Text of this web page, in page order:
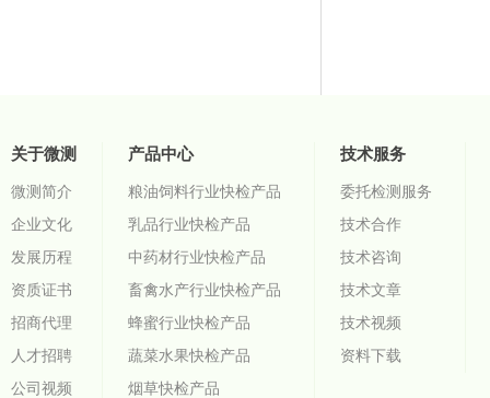
关于微测
微测简介
企业文化
发展历程
资质证书
招商代理
人才招聘
公司视频
产品中心
粮油饲料行业快检产品
乳品行业快检产品
中药材行业快检产品
畜禽水产行业快检产品
蜂蜜行业快检产品
蔬菜水果快检产品
烟草快检产品
技术服务
委托检测服务
技术合作
技术咨询
技术文章
技术视频
资料下载